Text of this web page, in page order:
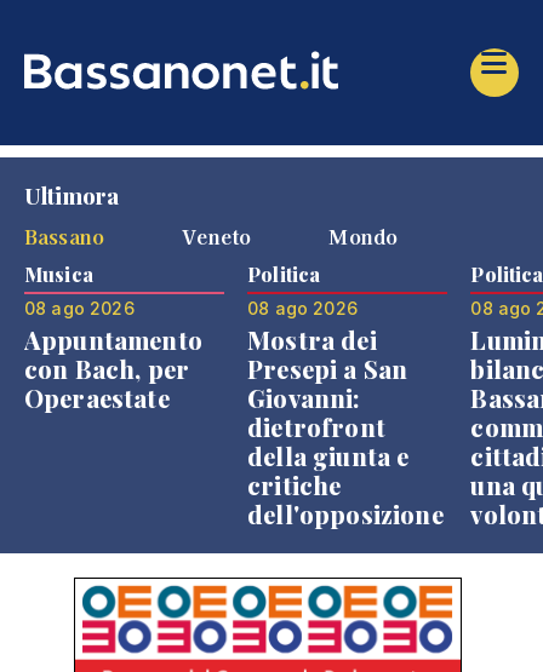
Ultimora
Bassano
Veneto Mondo
Musica
08 ago 2026
Appuntamento
con Bach, per
Operaestate
Politica
08 ago 2026
Mostra dei
Presepi a San
Giovanni:
dietrofront
della giunta e
critiche
dell'opposizione
Politica
08 ago
una